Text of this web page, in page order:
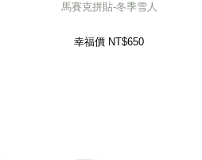
馬賽克拼貼-冬季雪人
幸福價 NT$650